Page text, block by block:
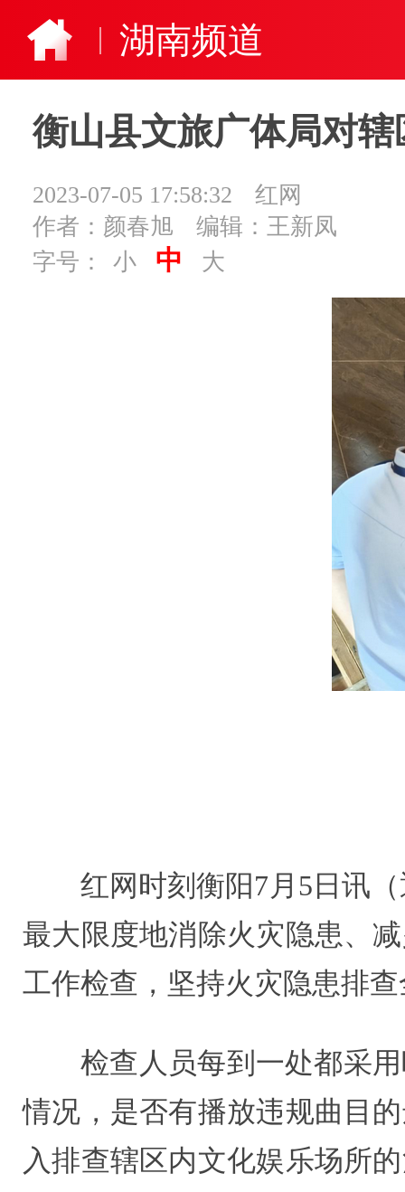
湖南频道
衡山县文旅广体局对
2023-07-05 17:58:32
红网
作者：颜春旭
编辑：王新凤
字号：
小 中 大
红网时刻衡阳7月5日讯
最大限度地消除火灾隐患、
工作检查，坚持火灾隐患排
检查人员每到一处都采
情况，是否有播放违规曲目
入排查辖区内文化娱乐场所